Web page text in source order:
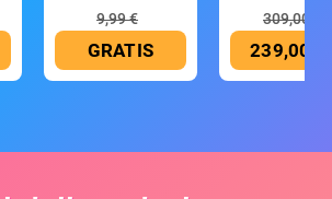
9,99 €
GRATIS
309,00 €
239,00 €